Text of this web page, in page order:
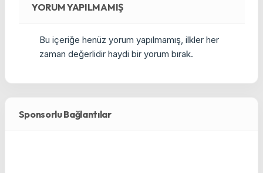
YORUM YAPILMAMIŞ
Bu içeriğe henüz yorum yapılmamış, ilkler her
zaman değerlidir haydi bir yorum bırak.
Sponsorlu Bağlantılar